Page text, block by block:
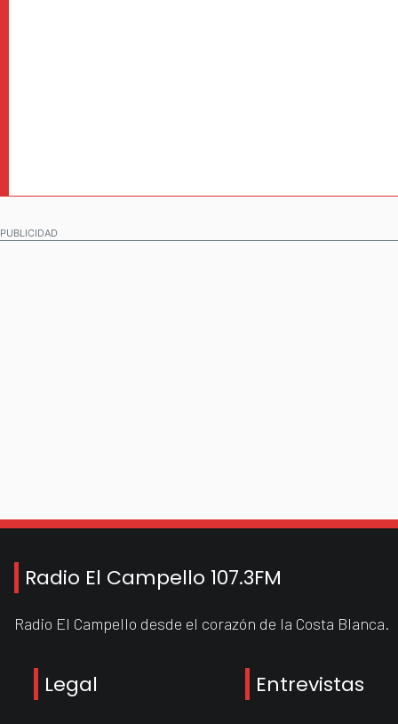
PUBLICIDAD
Radio El Campello 107.3FM
Radio El Campello desde el corazón de la Costa Blanca.
Legal Entrevistas